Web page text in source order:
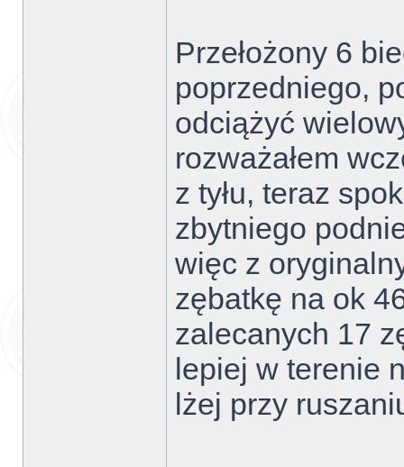
Przełożony 6
poprzedniego,
odciążyć
rozważałem
z tyłu, teraz
zbytniego
więc z
zębatkę na ok
zalecanych 17
lepiej w terenie
lżej przy